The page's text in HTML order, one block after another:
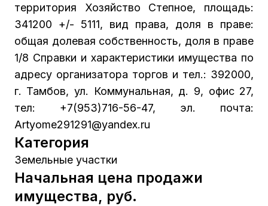
территория Хозяйство Степное, площадь:
341200 +/- 5111, вид права, доля в праве:
общая долевая собственность, доля в праве
1/8 Справки и характеристики имущества по
адресу организатора торгов и тел.: 392000,
г. Тамбов, ул. Коммунальная, д. 9, офис 27,
тел: +7(953)716-56-47, эл. почта:
Artyome291291@yandex.ru
Категория
Земельные участки
Начальная цена продажи
имущества, руб.